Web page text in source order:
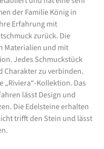
der Familie König in
Erfahrung mit
zurück. Die
Materialien und mit
Jedes Schmuckstück
Charakter zu verbinden.
„Riviera“-Kollektion. Das
lässt Design und
Die Edelsteine erhalten
trifft den Stein und lässt